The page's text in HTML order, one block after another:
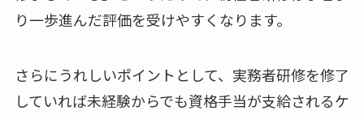
り一歩進んだ評価を受けやすくなります。
さらにうれしいポイントとして、実務者研修を修了
していれば未経験からでも資格手当が支給されるケ